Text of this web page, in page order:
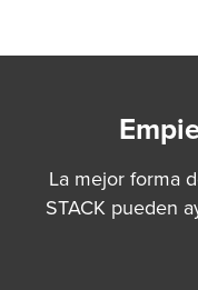
La mejor forma
STACK pueden